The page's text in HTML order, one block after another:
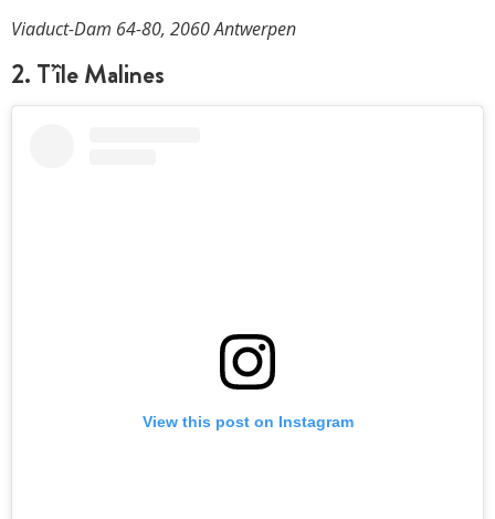
Viaduct-Dam 64-80, 2060 Antwerpen
2. T’île Malines
View this post on Instagram